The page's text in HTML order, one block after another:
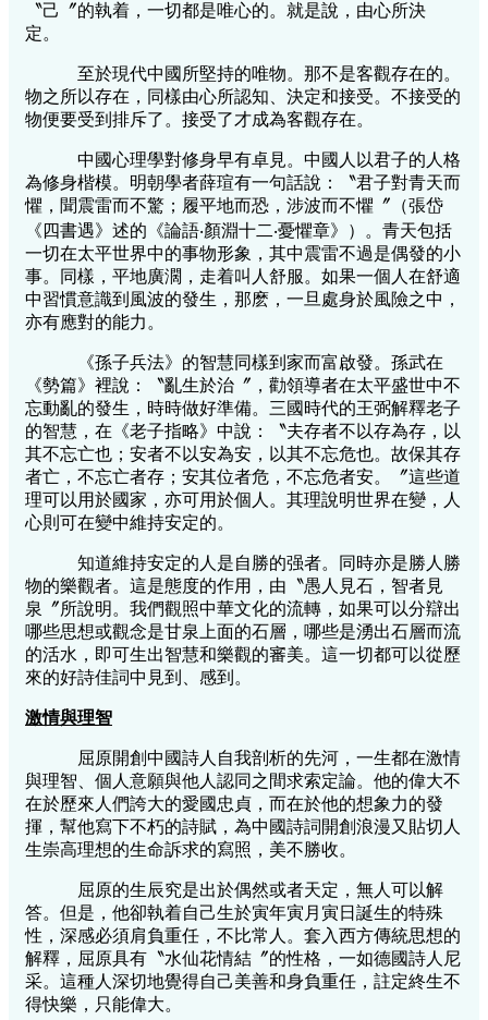
〝己〞的執着，一切都是唯心的。就是說，由心所決
定。
至於現代中國所堅持的唯物。那不是客觀存在的。
物之所以存在，同樣由心所認知、決定和接受。不接受的
物便要受到排斥了。接受了才成為客觀存在。
中國心理學對修身早有卓見。中國人以君子的人格
為修身楷模。明朝學者薛瑄有一句話說：〝君子對青天而
懼，聞震雷而不驚；履平地而恐，涉波而不懼〞（張岱
《四書遇》述的《論語‧顏淵十二‧憂懼章》）。青天包括
一切在太平世界中的事物形象，其中震雷不過是偶發的小
事。同樣，平地廣濶，走着叫人舒服。如果一個人在舒適
中習慣意識到風波的發生，那麽，一旦處身於風險之中，
亦有應對的能力。
《孫子兵法》的智慧同樣到家而富啟發。孫武在
《勢篇》裡說：〝亂生於治〞，勸領導者在太平盛世中不
忘動亂的發生，時時做好準備。三國時代的王弼解釋老子
的智慧，在《老子指略》中說：〝夫存者不以存為存，以
其不忘亡也；安者不以安為安，以其不忘危也。故保其存
者亡，不忘亡者存；安其位者危，不忘危者安。〞這些道
理可以用於國家，亦可用於個人。其理說明世界在變，人
心則可在變中維持安定的。
知道維持安定的人是自勝的强者。同時亦是勝人勝
物的樂觀者。這是態度的作用，由〝愚人見石，智者見
泉〞所說明。我們觀照中華文化的流轉，如果可以分辯出
哪些思想或觀念是甘泉上面的石層，哪些是湧出石層而流
的活水，即可生出智慧和樂觀的審美。這一切都可以從歷
來的好詩佳詞中見到、感到。
激情與理智
屈原開創中國詩人自我剖析的先河，一生都在激情
與理智、個人意願與他人認同之間求索定論。他的偉大不
在於歷來人們誇大的愛國忠貞，而在於他的想象力的發
揮，幫他寫下不朽的詩賦，為中國詩詞開創浪漫又貼切人
生崇高理想的生命訴求的寫照，美不勝收。
屈原的生辰究是出於偶然或者天定，無人可以解
答。但是，他卻執着自己生於寅年寅月寅日誕生的特殊
性，深感必須肩負重任，不比常人。套入西方傳統思想的
解釋，屈原具有〝水仙花情結〞的性格，一如德國詩人尼
采。這種人深切地覺得自己美善和身負重任，註定終生不
得快樂，只能偉大。